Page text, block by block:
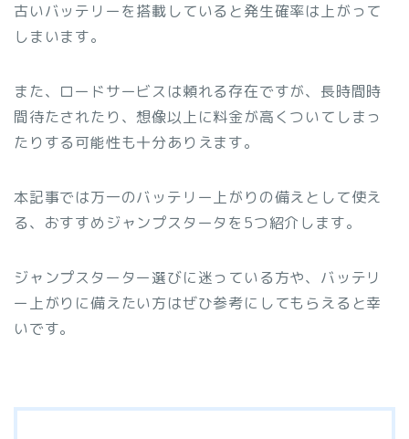
古いバッテリーを搭載していると発生確率は上がって
しまいます。
また、ロードサービスは頼れる存在ですが、長時間時
間待たされたり、想像以上に料金が高くついてしまっ
たりする可能性も十分ありえます。
本記事では万一のバッテリー上がりの備えとして使え
る、おすすめジャンプスタータを5つ紹介します。
ジャンプスターター選びに迷っている方や、バッテリ
ー上がりに備えたい方はぜひ参考にしてもらえると幸
いです。